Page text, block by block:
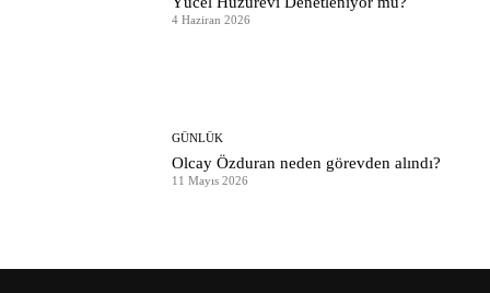
4 Haziran 2026
GÜNLÜK
Olcay Özduran neden görevden alındı?
11 Mayıs 2026